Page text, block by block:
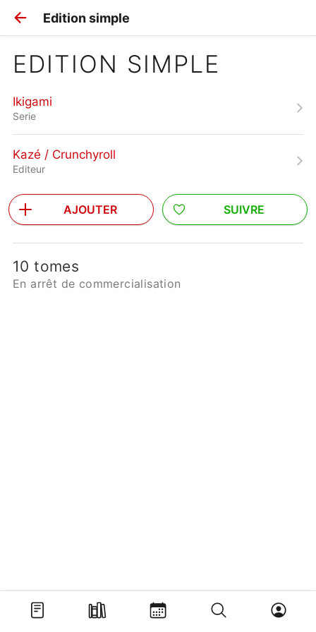
Edition simple
EDITION SIMPLE
Ikigami
Serie
Kazé / Crunchyroll
Editeur
AJOUTER SUIVRE
10 tomes
En arrêt de commercialisation